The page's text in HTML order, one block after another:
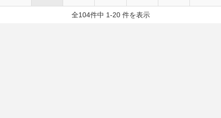
全104件中 1-20 件を表示